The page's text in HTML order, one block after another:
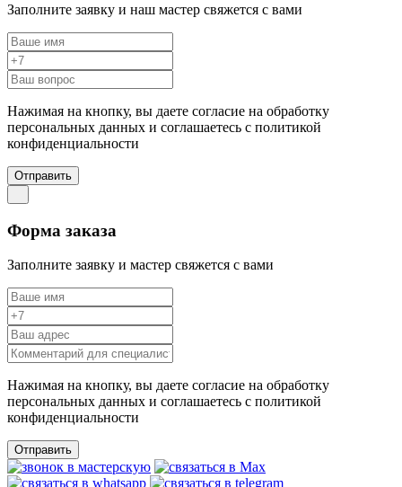
Заполните заявку и наш мастер свяжется с вами
Нажимая на кнопку, вы даете согласие на обработку
персональных данных и соглашаетесь c политикой
конфиденциальности
Отправить
Форма заказа
Заполните заявку и мастер свяжется с вами
Нажимая на кнопку, вы даете согласие на обработку
персональных данных и соглашаетесь c политикой
конфиденциальности
Отправить